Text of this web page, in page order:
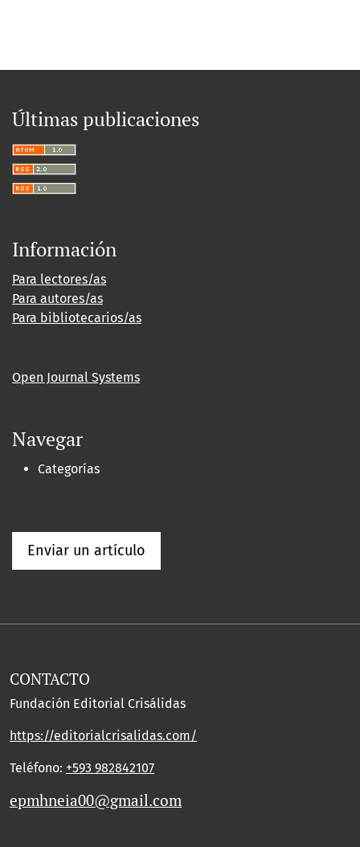
Últimas publicaciones
Información
Para lectores/as
Para autores/as
Para bibliotecarios/as
Open Journal Systems
Navegar
Categorías
Enviar un artículo
CONTACTO
Fundación Editorial Crisálidas
https://editorialcrisalidas.com/
Teléfono: +593 982842107
epmhneia00@gmail.com